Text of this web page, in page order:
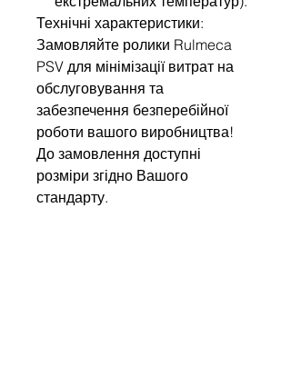
Технічні характеристики:
Замовляйте ролики Rulmeca
PSV для мінімізації витрат на
обслуговування та
забезпечення безперебійної
роботи вашого виробництва!
До замовлення доступні
розміри згідно Вашого
стандарту.